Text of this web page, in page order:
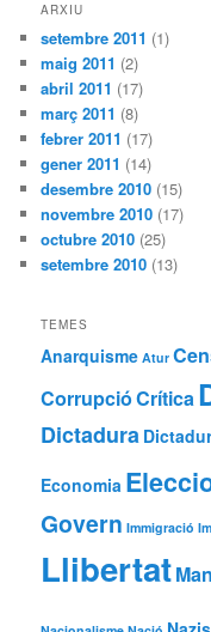
ARXIU
setembre 2011 (1)
maig 2011 (2)
abril 2011 (17)
març 2011 (8)
febrer 2011 (17)
gener 2011 (14)
desembre 2010 (15)
novembre 2010 (17)
octubre 2010 (25)
setembre 2010 (13)
TEMES
Anarquisme Atur
CorrupcióCrítica
Dictadura
Economia
Govern Immigració
Llibertat